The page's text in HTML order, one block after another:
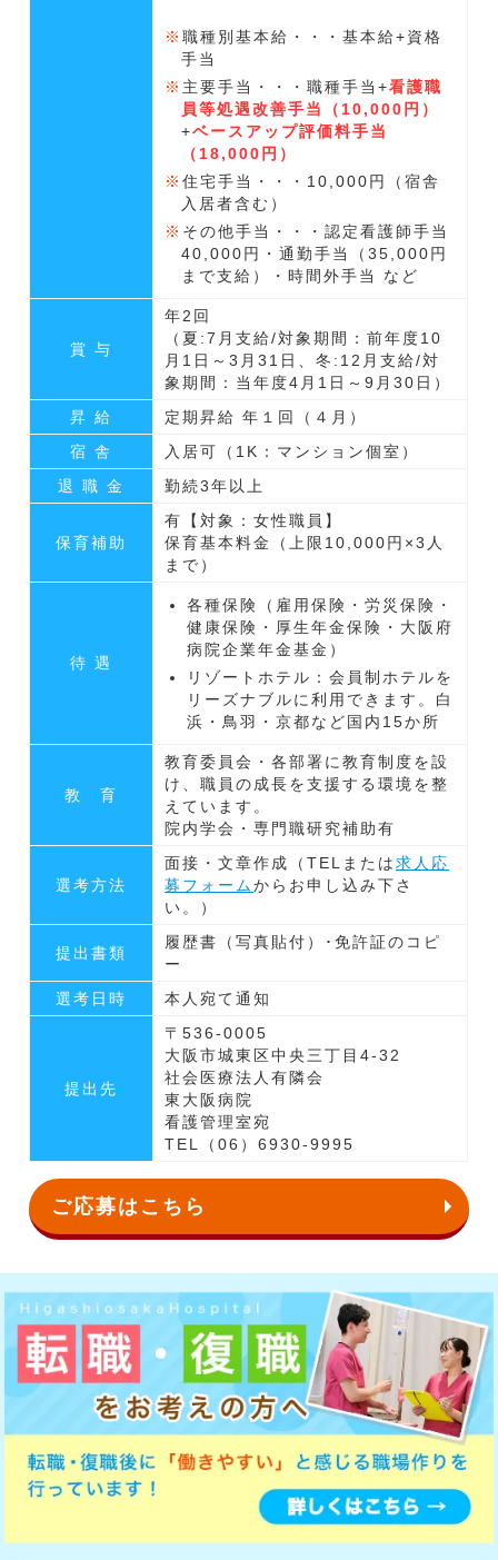
職種別基本給・・・基本給+資格
手当
主要手当・・・職種手当+看護職
員等処遇改善手当（10,000円）
+ベースアップ評価料手当
（18,000円）
住宅手当・・・10,000円（宿舎
入居者含む）
その他手当・・・認定看護師手当
40,000円・通勤手当（35,000円
まで支給）・時間外手当 など
賞 与
年2回
（夏:7月支給/対象期間：前年度10
月1日～3月31日、冬:12月支給/対
象期間：当年度4月1日～9月30日）
昇 給
定期昇給 年１回（４月）
宿 舎
入居可（1K：マンション個室）
退 職 金
勤続3年以上
保育補助
有【対象：女性職員】
保育基本料金（上限10,000円×3人
まで）
待 遇
各種保険（雇用保険・労災保険・
健康保険・厚生年金保険・大阪府
病院企業年金基金）
リゾートホテル：会員制ホテルを
リーズナブルに利用できます。白
浜・鳥羽・京都など国内15か所
教 育
教育委員会・各部署に教育制度を設
け、職員の成長を支援する環境を整
えています。
院内学会・専門職研究補助有
選考方法
面接・文章作成（TELまたは求人応
募フォームからお申し込み下さ
い。）
提出書類
履歴書（写真貼付）･免許証のコピ
ー
選考日時
本人宛て通知
提出先
〒536-0005
大阪市城東区中央三丁目4-32
社会医療法人有隣会
東大阪病院
看護管理室宛
TEL（06）6930-9995
ご応募はこちら